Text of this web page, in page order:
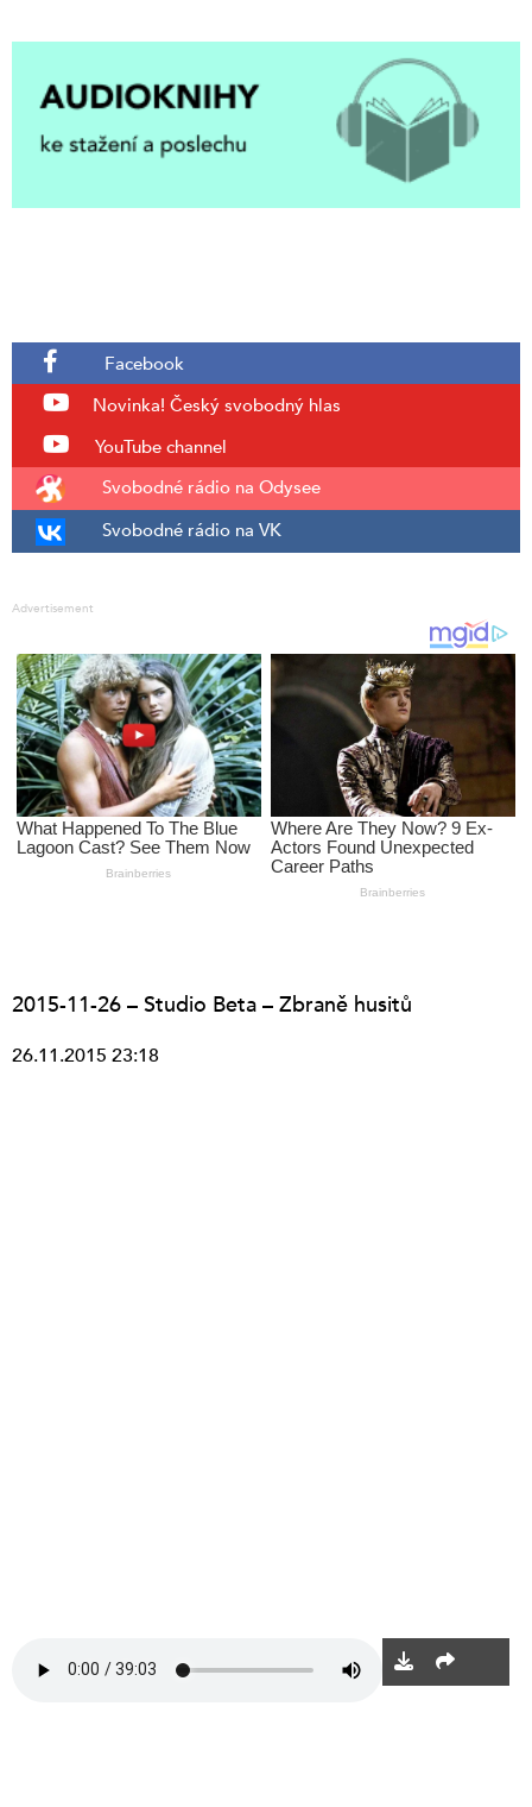
Facebook
Novinka! Český svobodný hlas
YouTube channel
Svobodné rádio na Odysee
Svobodné rádio na VK
Advertisement
2015-11-26 – Studio Beta – Zbraně husitů
26.11.2015 23:18